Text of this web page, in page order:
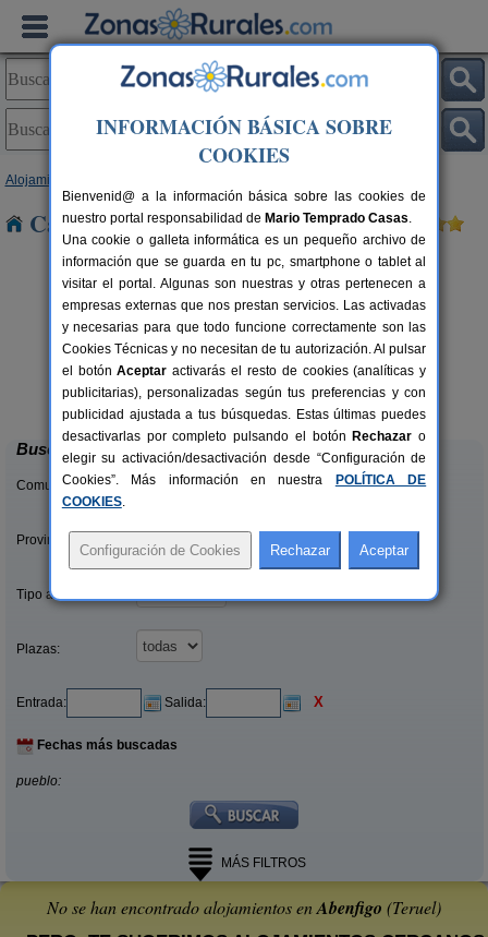
Alojamientos
Casas Rurales cerca de Abenfigo
4-11+2 pers.
desde30 €
Casas Rurales El Molinete
Mora de Rubielos (Teruel)
Buscar
Comunidades:
Provincias/Islas:
Tipo alquiler:
Plazas:
Entrada: Salida: X
Fechas más buscadas
pueblo:
MÁS FILTROS
No se han encontrado alojamientos enAbenfigo (Teruel)
INFORMACIÓN BÁSICA SOBRE
COOKIES
Bienvenid@ a la información básica sobre las cookies de
nuestro portal responsabilidad de Mario Temprado Casas.
Una cookie o galleta informática es un pequeño archivo de
información que se guarda en tu pc, smartphone o tablet al
visitar el portal. Algunas son nuestras y otras pertenecen a
empresas externas que nos prestan servicios. Las activadas
y necesarias para que todo funcione correctamente son las
Cookies Técnicas y no necesitan de tu autorización. Al pulsar
el botónAceptar activarás el resto de cookies (analíticas y
publicitarias), personalizadas según tus preferencias y con
publicidad ajustada a tus búsquedas. Estas últimas puedes
desactivarlas por completo pulsando el botón Rechazar o
elegir su activación/desactivación desde “Configuración de
Cookies”. Más información en nuestra
POLÍTICA DE
COOKIES.